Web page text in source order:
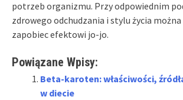
potrzeb organizmu. Przy odpowiednim
zdrowego odchudzania i stylu życia
zapobiec efektowi jo-jo.
Powiązane Wpisy:
Beta-karoten: właściwości,
w diecie